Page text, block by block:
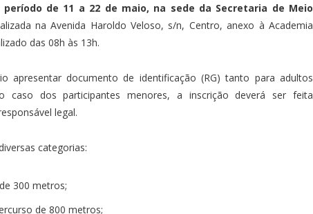
de 11 a 22 de maio, na sede da Secretaria de Meio
na Avenida Haroldo Veloso, s/n, Centro, anexo à Academia
das 08h às 13h.
apresentar documento de identificação (RG) tanto para adultos
caso dos participantes menores, a inscrição deverá ser feita
legal.
categorias:
300 metros;
de 800 metros;